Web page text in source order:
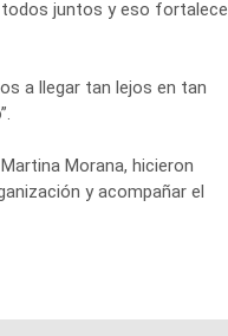
todos juntos y eso fortalece
a llegar tan lejos en tan
Morana, hicieron
y acompañar el